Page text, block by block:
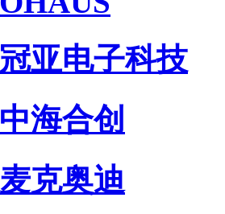
冠亚电子科技
中海合创
麦克奥迪